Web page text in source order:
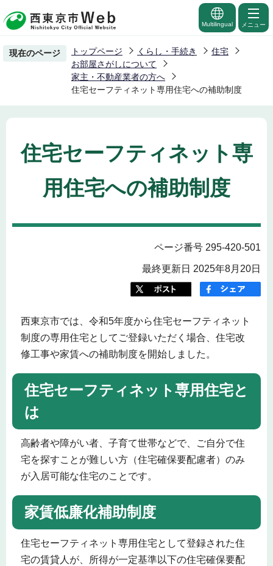
の
ー
先
頭
Multilingual メニュー
現在のページ トップページ くらし・手続き
住宅
お部屋さがしについて
家主・不動産業者の方へ
住宅セーフティネット専用住宅への補助制度
住宅セーフティネット専
用住宅への補助制度
ページ番号 295-420-501
最終更新日 2025年8月20日
西東京市では、令和5年度から住宅セーフティネット
制度の専用住宅としてご登録いただく場合、住宅改
修工事や家賃への補助制度を開始しました。
住宅セーフティネット専用住宅と
は
高齢者や障がい者、子育て世帯などで、ご自分で住
宅を探すことが難しい方（住宅確保要配慮者）のみ
が入居可能な住宅のことです。
家賃低廉化補助制度
住宅セーフティネット専用住宅として登録された住
宅の賃貸人が、所得が一定基準以下の住宅確保要配